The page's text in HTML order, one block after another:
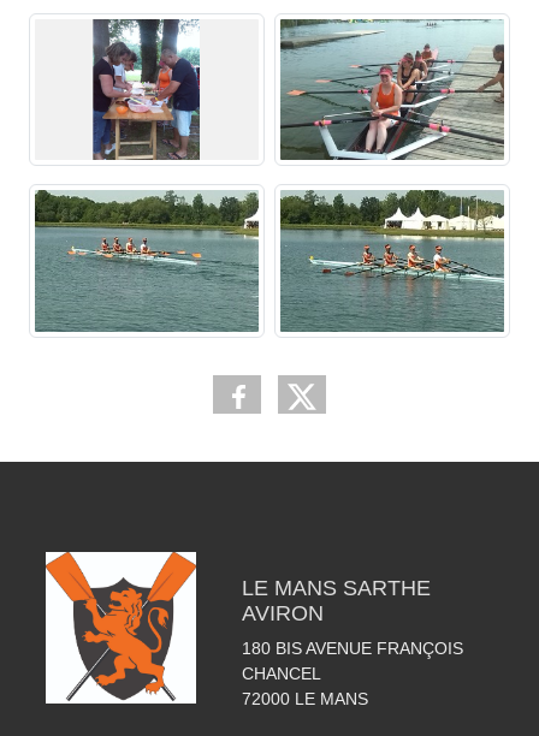
LE MANS SARTHE
AVIRON
180 BIS AVENUE FRANÇOIS
CHANCEL
72000 LE MANS